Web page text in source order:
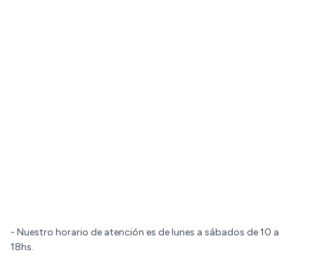
- Nuestro horario de atención es de lunes a sábados de 10 a
18hs.